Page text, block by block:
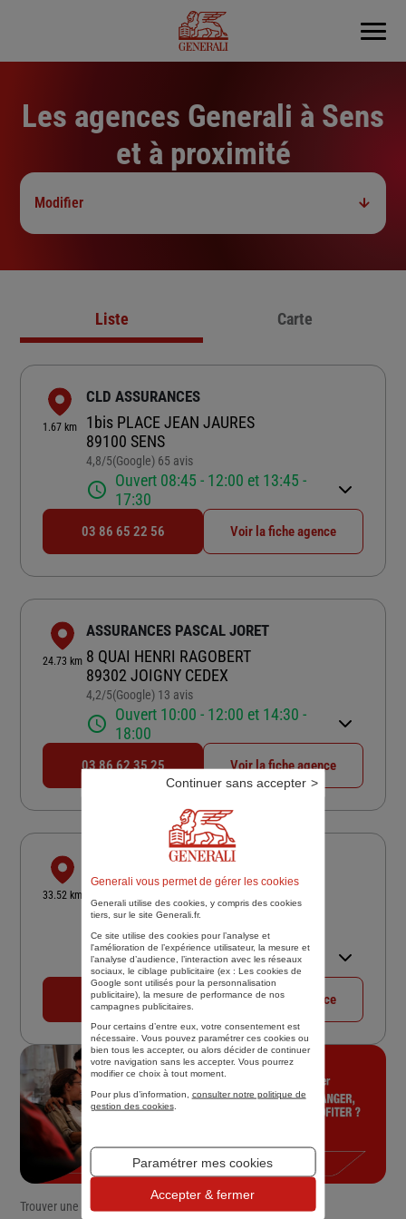
Menu
Les agences Generali à Sens
et à proximité
Modifier
Liste Carte
1.67 km
CLD ASSURANCES
1bis PLACE JEAN JAURES
89100 SENS
4,8/5Note de 4.8 sur 5
(Google) 65 avis
Ouvert 08:45 - 12:00 et 13:45 -
17:30
03 86 65 22 56 Voir la fiche agence
24.73 km
ASSURANCES PASCAL JORET
8 QUAI HENRI RAGOBERT
89302 JOIGNY CEDEX
4,2/5Note de 4.2 sur 5
(Google) 13 avis
Ouvert 10:00 - 12:00 et 14:30 -
18:00
03 86 62 35 25 Voir la fiche agence
33.52 km
PIERRE ASSURANCES
12 RUE DU CALVAIRE
77130 MONTEREAU FAULT YONNE
Ouvert 09:00 - 12:00 et 14:00 -
18:00
01 64 31 04 04 Voir la fiche agence
Trouver une agence Generali
Generali vous permet de gérer les cookies
Generali utilise des cookies, y compris des cookies
tiers, sur le site Generali.fr.
Ce site utilise des cookies pour l’analyse et
l'amélioration de l’expérience utilisateur, la mesure et
l’analyse d’audience, l’interaction avec les réseaux
sociaux, le ciblage publicitaire (ex : Les cookies de
Google sont utilisés pour la personnalisation
publicitaire), la mesure de performance de nos
campagnes publicitaires.
Pour certains d’entre eux, votre consentement est
nécessaire. Vous pouvez paramétrer ces cookies ou
bien tous les accepter, ou alors décider de continuer
votre navigation sans les accepter. Vous pourrez
modifier ce choix à tout moment.
Pour plus d’information, consulter notre politique de
gestion des cookies.
Paramétrer mes cookies
Continuer sans accepter
Accepter & fermer